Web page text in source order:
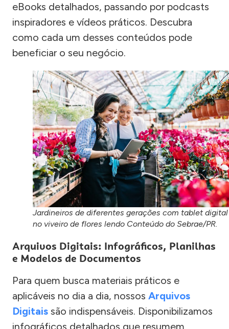
eBooks detalhados, passando por podcasts
inspiradores e vídeos práticos. Descubra
como cada um desses conteúdos pode
beneficiar o seu negócio.
Jardineiros de diferentes gerações com tablet digital
no viveiro de flores lendo Conteúdo do Sebrae/PR.
Arquivos Digitais: Infográficos, Planilhas
e Modelos de Documentos
Para quem busca materiais práticos e
aplicáveis no dia a dia, nossos Arquivos
Digitais são indispensáveis. Disponibilizamos
infográficos detalhados que resumem